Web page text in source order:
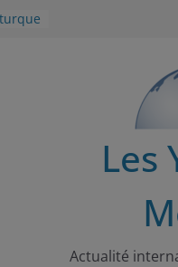
Les
Actualité